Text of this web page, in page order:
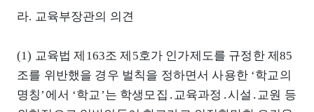
라. 교육부장관의 의견
(1) 교육법 제163조 제5호가 인가제도를 규정한 제85
조를 위반했을 경우 벌칙을 정하면서 사용한 ‘학교의
명칭’에서 ‘학교’는 학생모집․교육과정․시설․교원 등